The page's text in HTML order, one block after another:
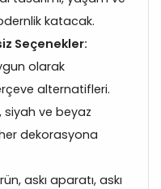
katacak.
Seçenekler:
olarak
alternatifleri.
siyah ve beyaz
dekorasyona
askı aparatı, askı